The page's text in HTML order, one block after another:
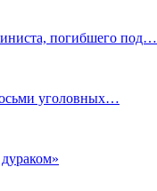
погибшего под…
уголовных…